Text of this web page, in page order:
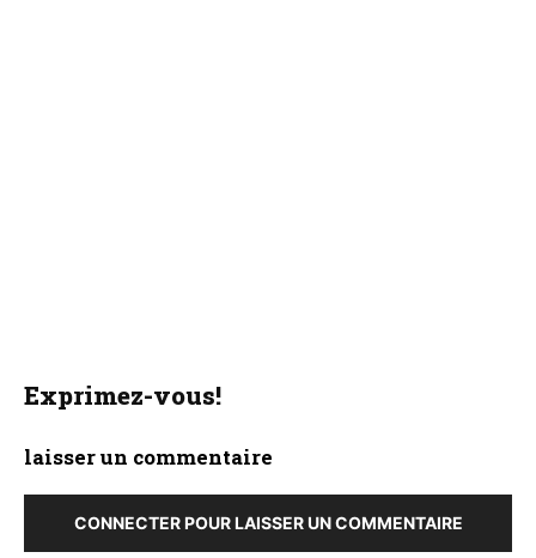
Exprimez-vous!
laisser un commentaire
CONNECTER POUR LAISSER UN COMMENTAIRE